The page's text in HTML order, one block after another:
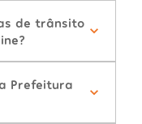
de trânsito
Prefeitura